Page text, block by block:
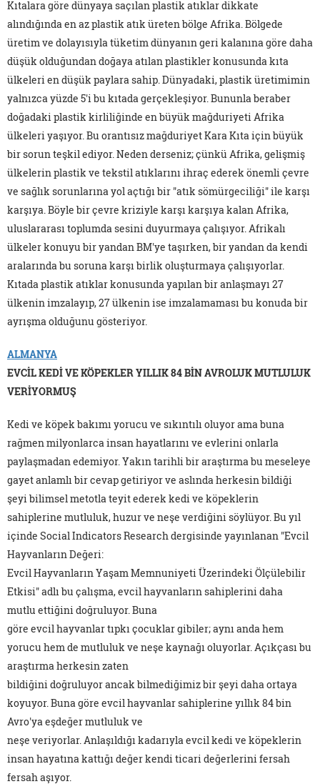
Kıtalara göre dünyaya saçılan plastik atıklar dikkate
alındığında en az plastik atık üreten bölge Afrika. Bölgede
üretim ve dolayısıyla tüketim dünyanın geri kalanına göre daha
düşük olduğundan doğaya atılan plastikler konusunda kıta
ülkeleri en düşük paylara sahip. Dünyadaki, plastik üretimimin
yalnızca yüzde 5'i bu kıtada gerçekleşiyor. Bununla beraber
doğadaki plastik kirliliğinde en büyük mağduriyeti Afrika
ülkeleri yaşıyor. Bu orantısız mağduriyet Kara Kıta için büyük
bir sorun teşkil ediyor. Neden derseniz; çünkü Afrika, gelişmiş
ülkelerin plastik ve tekstil atıklarını ihraç ederek önemli çevre
ve sağlık sorunlarına yol açtığı bir "atık sömürgeciliği" ile karşı
karşıya. Böyle bir çevre kriziyle karşı karşıya kalan Afrika,
uluslararası toplumda sesini duyurmaya çalışıyor. Afrikalı
ülkeler konuyu bir yandan BM'ye taşırken, bir yandan da kendi
aralarında bu soruna karşı birlik oluşturmaya çalışıyorlar.
Kıtada plastik atıklar konusunda yapılan bir anlaşmayı 27
ülkenin imzalayıp, 27 ülkenin ise imzalamaması bu konuda bir
ayrışma olduğunu gösteriyor.
ALMANYA
EVCİL KEDİ VE KÖPEKLER YILLIK 84 BİN AVROLUK MUTLULUK
VERİYORMUŞ
Kedi ve köpek bakımı yorucu ve sıkıntılı oluyor ama buna
rağmen milyonlarca insan hayatlarını ve evlerini onlarla
paylaşmadan edemiyor. Yakın tarihli bir araştırma bu meseleye
gayet anlamlı bir cevap getiriyor ve aslında herkesin bildiği
şeyi bilimsel metotla teyit ederek kedi ve köpeklerin
sahiplerine mutluluk, huzur ve neşe verdiğini söylüyor. Bu yıl
içinde Social Indicators Research dergisinde yayınlanan "Evcil
Hayvanların Değeri:
Evcil Hayvanların Yaşam Memnuniyeti Üzerindeki Ölçülebilir
Etkisi" adlı bu çalışma, evcil hayvanların sahiplerini daha
mutlu ettiğini doğruluyor. Buna
göre evcil hayvanlar tıpkı çocuklar gibiler; aynı anda hem
yorucu hem de mutluluk ve neşe kaynağı oluyorlar. Açıkçası bu
araştırma herkesin zaten
bildiğini doğruluyor ancak bilmediğimiz bir şeyi daha ortaya
koyuyor. Buna göre evcil hayvanlar sahiplerine yıllık 84 bin
Avro'ya eşdeğer mutluluk ve
neşe veriyorlar. Anlaşıldığı kadarıyla evcil kedi ve köpeklerin
insan hayatına kattığı değer kendi ticari değerlerini fersah
fersah aşıyor.